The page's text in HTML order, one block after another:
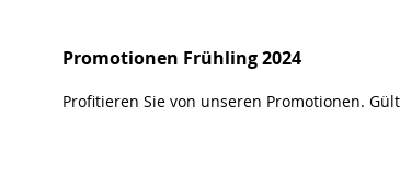
Promotionen Frühling 2024
Profitieren Sie von unseren Promotionen.